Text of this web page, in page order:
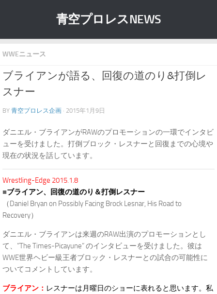
青空プロレスNEWS
WWEニュース
ブライアンが語る、回復の道のり&打倒レ
スナー
BY 青空プロレス企画 · 2015年1月9日
ダニエル・ブライアンがRAWのプロモーションの一環でインタビ
ューを受けました。打倒ブロック・レスナーと回復までの心境や
現在の状況を話しています。
Wrestling-Edge 2015.1.8
■ブライアン、回復の道のり＆打倒レスナー
（Daniel Bryan on Possibly Facing Brock Lesnar, His Road to
Recovery）
ダニエル・ブライアンは来週のRAW出演のプロモーションとし
て、”The Times-Picayune” のインタビューを受けました。彼は
WWE世界ヘビー級王者ブロック・レスナーとの試合の可能性に
ついてコメントしています。
ブライアン： レスナーは月曜日のショーに表れると思います。私